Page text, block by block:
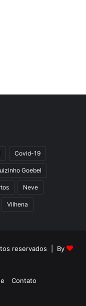
Covid-19
Goebel
Neve
Vilhena
reservados | By
Contato